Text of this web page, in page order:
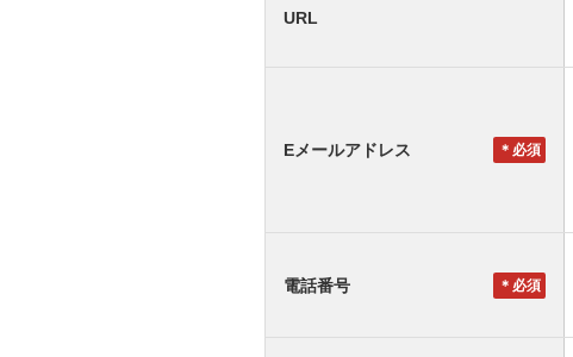
URL
Eメールアドレス ＊
電話番号 ＊